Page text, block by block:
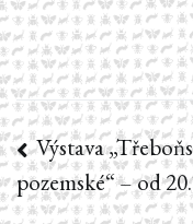
Navigace
pro
Výstava
pozemské“ – od